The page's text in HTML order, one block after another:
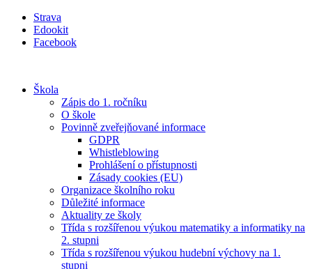
Přejít
obsahu
Strava
Edookit
Facebook
Škola
Zápis do 1. ročníku
O škole
Povinně zveřejňované informace
GDPR
Whistleblowing
Prohlášení o přístupnosti
Zásady cookies (EU)
Organizace školního roku
Důležité informace
Aktuality ze školy
Třída s rozšířenou výukou matematiky a informatiky na
2. stupni
Třída s rozšířenou výukou hudební výchovy na 1.
stupni